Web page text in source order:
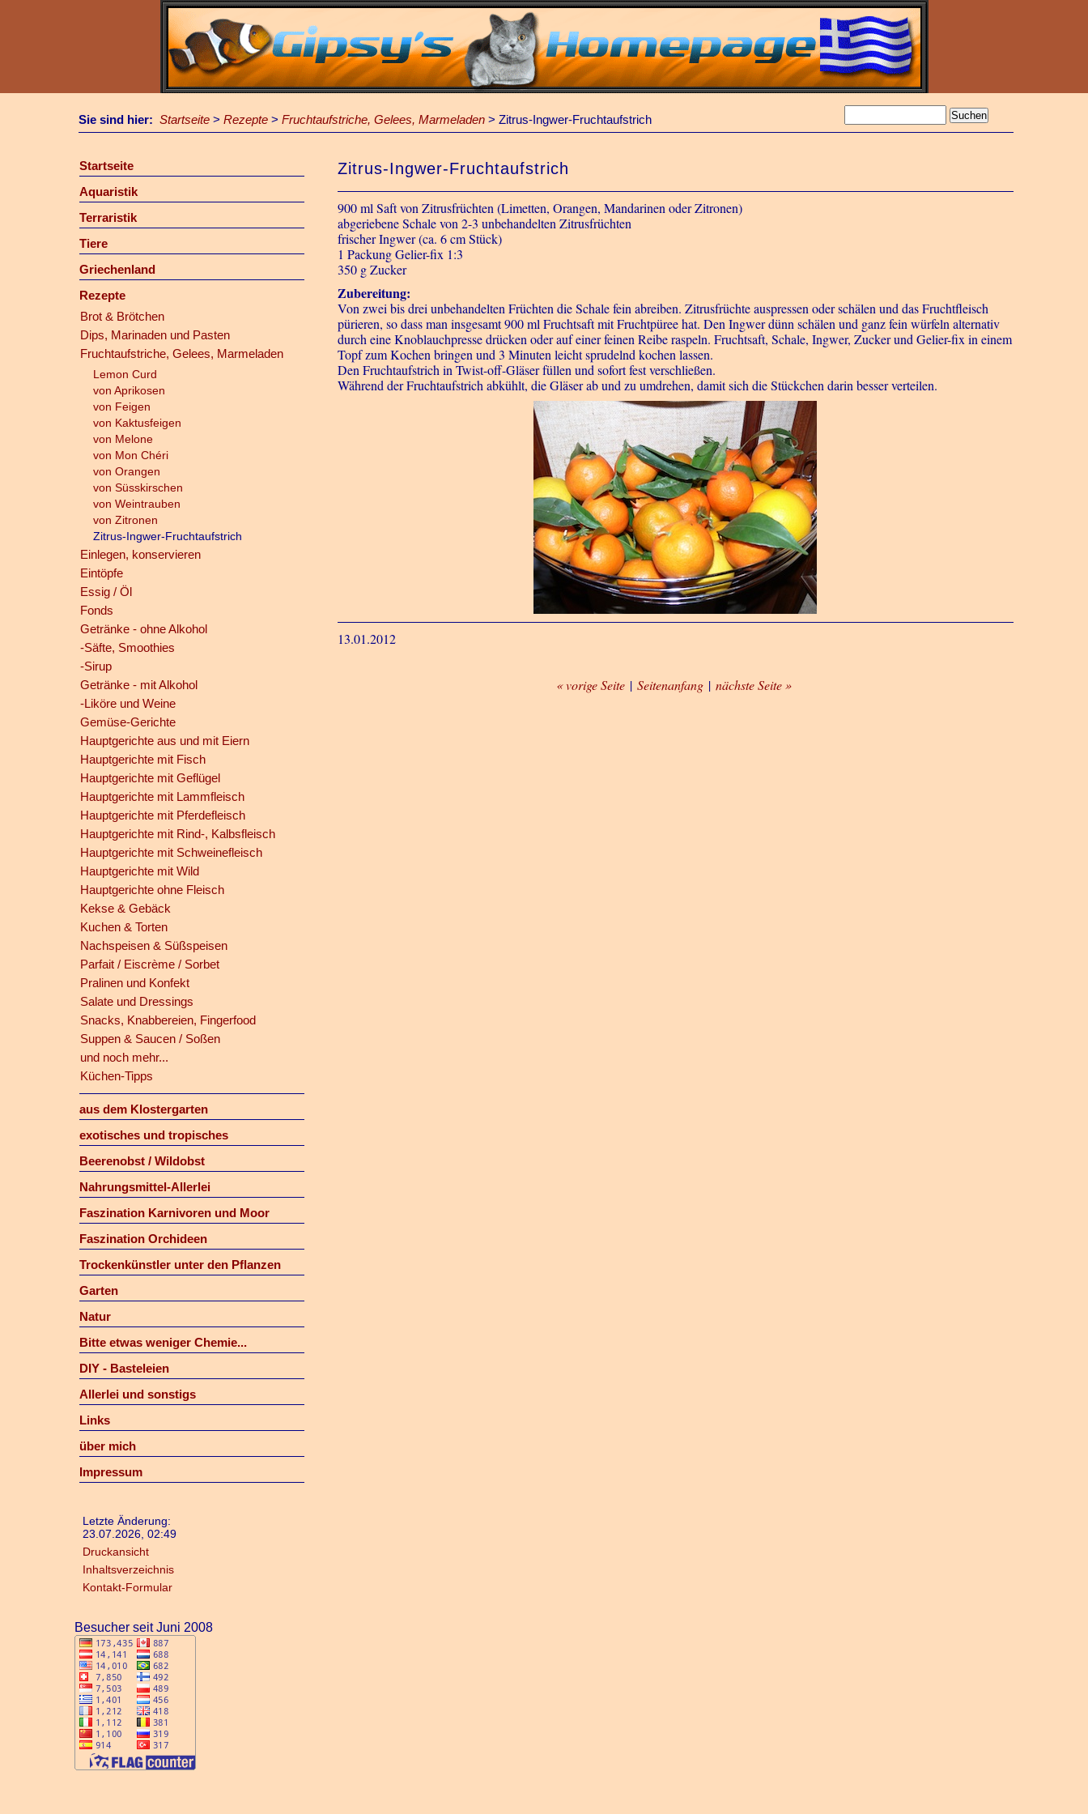
Sie sind hier: Startseite > Rezepte > Fruchtaufstriche, Gelees, Marmeladen > Zitrus-Ingwer-Fruchtaufstrich
Startseite
Aquaristik
Terraristik
Tiere
Griechenland
Rezepte
Brot & Brötchen
Dips, Marinaden und Pasten
Fruchtaufstriche, Gelees, Marmeladen
Lemon Curd
von Aprikosen
von Feigen
von Kaktusfeigen
von Melone
von Mon Chéri
von Orangen
von Süsskirschen
von Weintrauben
von Zitronen
Zitrus-Ingwer-Fruchtaufstrich
Einlegen, konservieren
Eintöpfe
Essig / Öl
Fonds
Getränke - ohne Alkohol
-Säfte, Smoothies
-Sirup
Getränke - mit Alkohol
-Liköre und Weine
Gemüse-Gerichte
Hauptgerichte aus und mit Eiern
Hauptgerichte mit Fisch
Hauptgerichte mit Geflügel
Hauptgerichte mit Lammfleisch
Hauptgerichte mit Pferdefleisch
Hauptgerichte mit Rind-, Kalbsfleisch
Hauptgerichte mit Schweinefleisch
Hauptgerichte mit Wild
Hauptgerichte ohne Fleisch
Kekse & Gebäck
Kuchen & Torten
Nachspeisen & Süßspeisen
Parfait / Eiscrème / Sorbet
Pralinen und Konfekt
Salate und Dressings
Snacks, Knabbereien, Fingerfood
Suppen & Saucen / Soßen
und noch mehr...
Küchen-Tipps
aus dem Klostergarten
exotisches und tropisches
Beerenobst / Wildobst
Nahrungsmittel-Allerlei
Faszination Karnivoren und Moor
Faszination Orchideen
Trockenkünstler unter den Pflanzen
Garten
Natur
Bitte etwas weniger Chemie...
DIY - Basteleien
Allerlei und sonstigs
Links
über mich
Impressum
Letzte Änderung:
23.07.2026, 02:49
Druckansicht
Inhaltsverzeichnis
Kontakt-Formular
Besucher seit Juni 2008
Zitrus-Ingwer-Fruchtaufstrich
900 ml Saft von Zitrusfrüchten (Limetten, Orangen, Mandarinen oder Zitronen)
abgeriebene Schale von 2-3 unbehandelten Zitrusfrüchten
frischer Ingwer (ca. 6 cm Stück)
1 Packung Gelier-fix 1:3
350 g Zucker
Zubereitung:
Von zwei bis drei unbehandelten Früchten die Schale fein abreiben. Zitrusfrüchte auspressen oder schälen und das Fruchtfleisch
pürieren, so dass man insgesamt 900 ml Fruchtsaft mit Fruchtpüree hat. Den Ingwer dünn schälen und ganz fein würfeln alternativ
durch eine Knoblauchpresse drücken oder auf einer feinen Reibe raspeln. Fruchtsaft, Schale, Ingwer, Zucker und Gelier-fix in einem
Topf zum Kochen bringen und 3 Minuten leicht sprudelnd kochen lassen.
Den Fruchtaufstrich in Twist-off-Gläser füllen und sofort fest verschließen.
Während der Fruchtaufstrich abkühlt, die Gläser ab und zu umdrehen, damit sich die Stückchen darin besser verteilen.
13.01.2012
« vorige Seite | Seitenanfang | nächste Seite »